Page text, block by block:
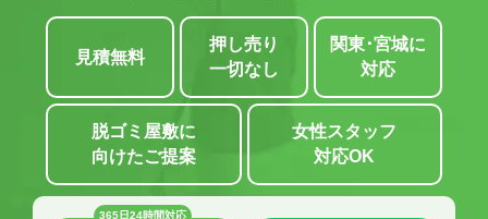
見積無料
関東･宮城に
対応
脱ゴミ屋敷に
向けたご提案
女性スタッフ
対応OK
押し売り
一切なし
365日24時間対応